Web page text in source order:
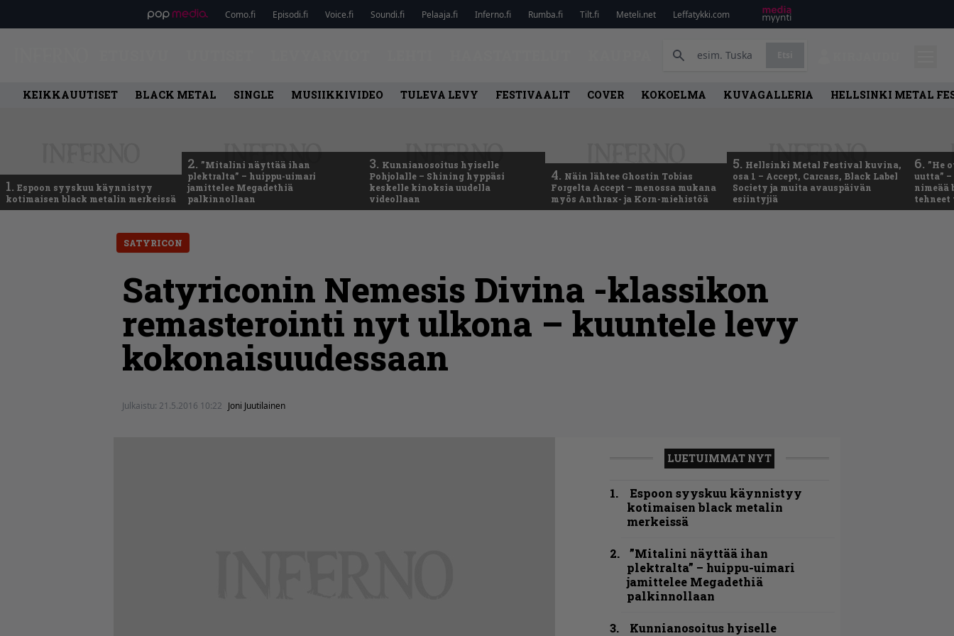
Como.fi Episodi.fi Voice.fi Soundi.fi Pelaaja.fi Inferno.fi Rumba.fi Tilt.fi Meteli.net Leffatykki.com
KEIKKAUUTISET BLACK METAL SINGLE MUSIIKKIVIDEO TULEVA LEVY FESTIVAALIT COVER KOKOELMA KUVAGALLERIA HELLSINKI METAL
1. Espoon syyskuu käynnistyy
kotimaisen black metalin merkeissä
2. ”Mitalini näyttää ihan
plektralta” – huippu-uimari
jamittelee Megadethiä
palkinnollaan
3. Kunnianosoitus hyiselle
Pohjolalle – Shining hyppäsi
keskelle kinoksia uudella
videollaan
4. Näin lähtee Ghostin Tobias
Forgelta Accept – menossa mukana
myös Anthrax- ja Korn-miehistöä
5. Hellsinki Metal Festival kuvina,
osa 1 – Accept, Carcass, Black Label
Society ja muita avauspäivän
esiintyjiä
6. ”He
uutta”
nimeää
SATYRICON
Satyriconin Nemesis Divina -klassikon
remasterointi nyt ulkona – kuuntele levy
kokonaisuudessaan
Julkaistu: 21.5.2016 10:22 Joni Juutilainen
LUETUIMMAT NYT
Espoon syyskuu käynnistyy
kotimaisen black metalin
merkeissä
”Mitalini näyttää ihan
plektralta” – huippu-uimari
jamittelee Megadethiä
palkinnollaan
Kunnianosoitus hyiselle